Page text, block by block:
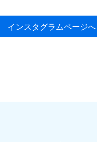
インスタグラムページへ